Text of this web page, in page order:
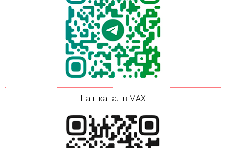
Наш канал в MAX